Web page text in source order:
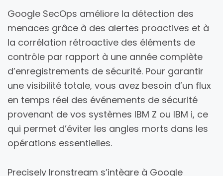
Google SecOps améliore la détection des
menaces grâce à des alertes proactives et à
la corrélation rétroactive des éléments de
contrôle par rapport à une année complète
d’enregistrements de sécurité. Pour garantir
une visibilité totale, vous avez besoin d’un flux
en temps réel des événements de sécurité
provenant de vos systèmes IBM Z ou IBM i, ce
qui permet d’éviter les angles morts dans les
opérations essentielles.
Precisely Ironstream s’intègre à Google